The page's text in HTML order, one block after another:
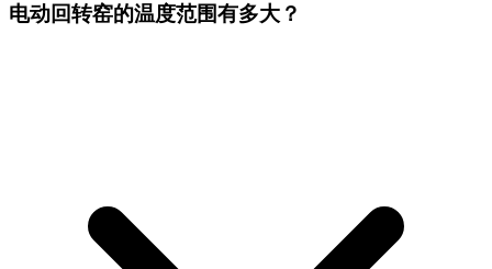
电动回转窑的温度范围有多大？